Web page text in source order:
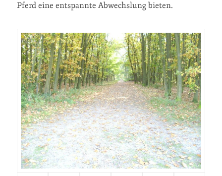
Pferd eine entspannte Abwechslung bieten.